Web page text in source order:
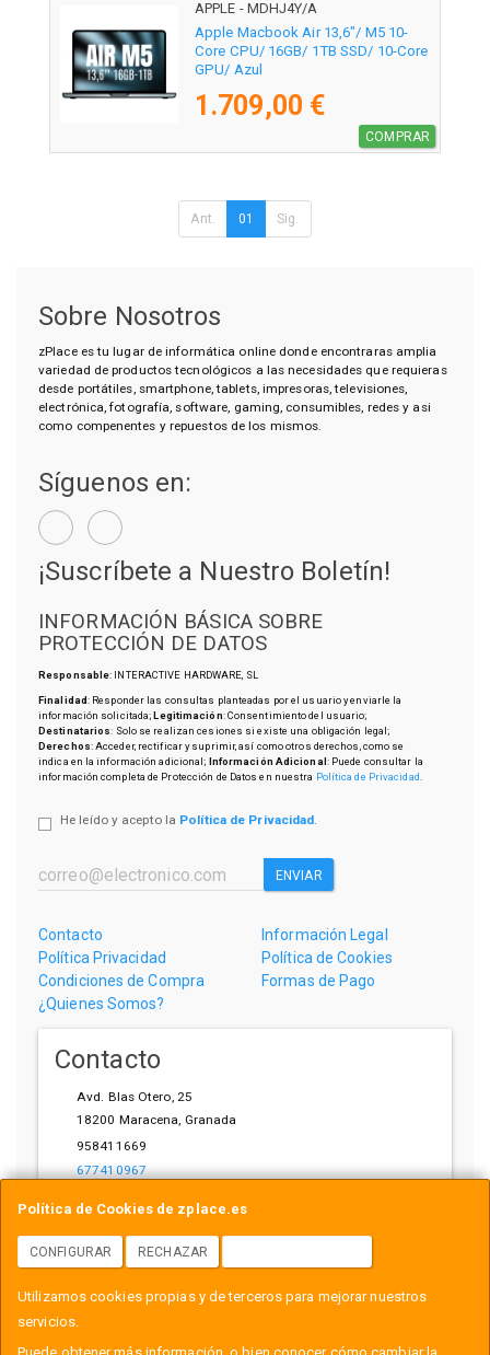
APPLE - MDHJ4Y/A
Apple Macbook Air 13,6"/ M5 10-
Core CPU/ 16GB/ 1TB SSD/ 10-Core
GPU/ Azul
1.709,00 €
COMPRAR
Ant. 01 Sig.
Política de Cookies de zplace.es
CONFIGURAR RECHAZAR
Utilizamos cookies propias y de terceros para mejorar nuestros
servicios.
Sobre Nosotros
zPlace es tu lugar de informática online donde encontraras amplia
variedad de productos tecnológicos a las necesidades que requieras
desde portátiles, smartphone, tablets, impresoras, televisiones,
electrónica, fotografía, software, gaming, consumibles, redes y asi
como compenentes y repuestos de los mismos.
Síguenos en:
¡Suscríbete a Nuestro Boletín!
INFORMACIÓN BÁSICA SOBRE
PROTECCIÓN DE DATOS
Responsable: INTERACTIVE HARDWARE, SL
Finalidad: Responder las consultas planteadas por el usuario y enviarle la
información solicitada;Legitimación: Consentimiento del usuario;
Destinatarios: Solo se realizan cesiones si existe una obligación legal;
Derechos: Acceder, rectificar y suprimir, así como otros derechos, como se
indica en la información adicional; Información Adicional: Puede consultar la
información completa de Protección de Datos en nuestra Política de Privacidad
He leído y acepto la Política de Privacidad.
ENVIAR
Contacto
Información Legal
Política Privacidad
Política de Cookies
Condiciones de Compra
Formas de Pago
¿Quienes Somos?
Contacto
Avd. Blas Otero, 25
18200 Maracena, Granada
958411669
677410967
Horario
L-V: 10:00-14:00, 17:00-21:00